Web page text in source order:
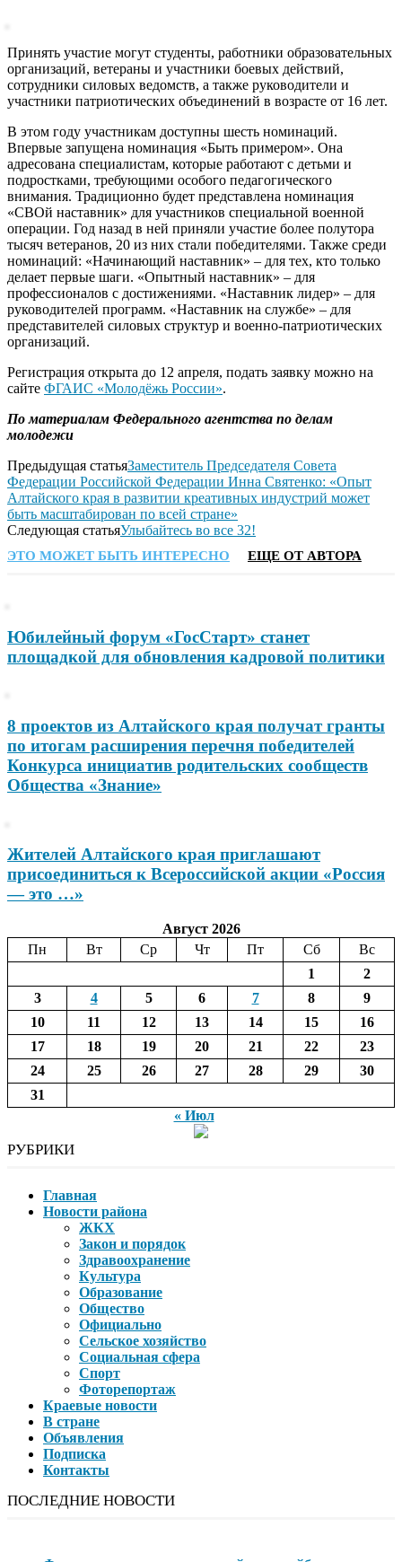
Принять участие могут студенты, работники образовательных
организаций, ветераны и участники боевых действий,
сотрудники силовых ведомств, а также руководители и
участники патриотических объединений в возрасте от 16 лет.
В этом году участникам доступны шесть номинаций.
Впервые запущена номинация «Быть примером». Она
адресована специалистам, которые работают с детьми и
подростками, требующими особого педагогического
внимания. Традиционно будет представлена номинация
«СВОй наставник» для участников специальной военной
операции. Год назад в ней приняли участие более полутора
тысяч ветеранов, 20 из них стали победителями. Также среди
номинаций: «Начинающий наставник» – для тех, кто только
делает первые шаги. «Опытный наставник» – для
профессионалов с достижениями. «Наставник лидер» – для
руководителей программ. «Наставник на службе» – для
представителей силовых структур и военно-патриотических
организаций.
Регистрация открыта до 12 апреля, подать заявку можно на
сайте ФГАИС «Молодёжь России».
По материалам Федерального агентства по делам
молодежи
Предыдущая статьяЗаместитель Председателя Совета
Федерации Российской Федерации Инна Святенко: «Опыт
Алтайского края в развитии креативных индустрий может
быть масштабирован по всей стране»
Следующая статьяУлыбайтесь во все 32!
ЭТО МОЖЕТ БЫТЬ ИНТЕРЕСНО ЕЩЕ ОТ АВТОРА
Юбилейный форум «ГосСтарт» станет
площадкой для обновления кадровой политики
8 проектов из Алтайского края получат гранты
по итогам расширения перечня победителей
Конкурса инициатив родительских сообществ
Общества «Знание»
Жителей Алтайского края приглашают
присоединиться к Всероссийской акции «Россия
— это …»
Август 2026
Пн
Вт Ср Чт Пт Сб
Вс
1
2
3
4 5 6 7 8
9
10
11 12 13 14 15
16
17
18 19 20 21 22
23
24
25 26 27 28 29
30
31
« Июл
РУБРИКИ
Главная
Новости района
ЖКХ
Закон и порядок
Здравоохранение
Культура
Образование
Общество
Официально
Сельское хозяйство
Социальная сфера
Спорт
Фоторепортаж
Краевые новости
В стране
Объявления
Подписка
Контакты
ПОСЛЕДНИЕ НОВОСТИ